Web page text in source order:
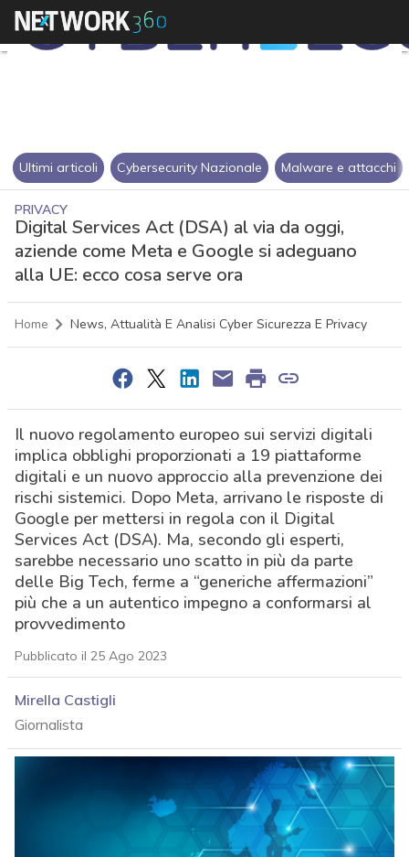
Ultimi articoli Cybersecurity Nazionale Malware e attacchi
PRIVACY
Digital Services Act (DSA) al via da oggi,
aziende come Meta e Google si adeguano
alla UE: ecco cosa serve ora
Home News, Attualità E Analisi Cyber Sicurezza E Privacy
Il nuovo regolamento europeo sui servizi digitali
implica obblighi proporzionati a 19 piattaforme
digitali e un nuovo approccio alla prevenzione dei
rischi sistemici. Dopo Meta, arrivano le risposte di
Google per mettersi in regola con il Digital
Services Act (DSA). Ma, secondo gli esperti,
sarebbe necessario uno scatto in più da parte
delle Big Tech, ferme a “generiche affermazioni”
più che a un autentico impegno a conformarsi al
provvedimento
Pubblicato il 25 Ago 2023
Mirella Castigli
Giornalista